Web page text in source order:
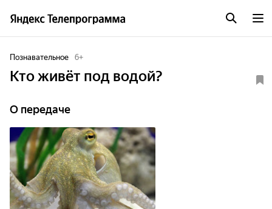
Познавательное 6+
Кто живёт под водой?
О передаче